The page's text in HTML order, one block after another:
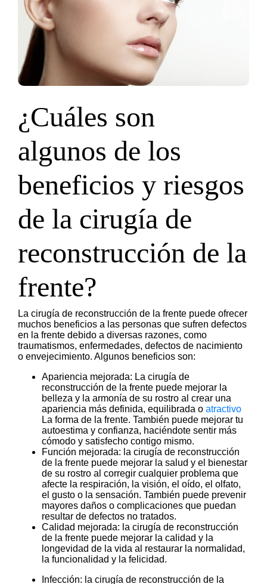
¿Cuáles son
algunos de los
beneficios y riesgos
de la cirugía de
reconstrucción de la
frente?
La cirugía de reconstrucción de la frente puede ofrecer
muchos beneficios a las personas que sufren defectos
en la frente debido a diversas razones, como
traumatismos, enfermedades, defectos de nacimiento
o envejecimiento. Algunos beneficios son:
Apariencia mejorada: La cirugía de
reconstrucción de la frente puede mejorar la
belleza y la armonía de su rostro al crear una
apariencia más definida, equilibrada o atractivo
La forma de la frente. También puede mejorar tu
autoestima y confianza, haciéndote sentir más
cómodo y satisfecho contigo mismo.
Función mejorada: la cirugía de reconstrucción
de la frente puede mejorar la salud y el bienestar
de su rostro al corregir cualquier problema que
afecte la respiración, la visión, el oído, el olfato,
el gusto o la sensación. También puede prevenir
mayores daños o complicaciones que puedan
resultar de defectos no tratados.
Calidad mejorada: la cirugía de reconstrucción
de la frente puede mejorar la calidad y la
longevidad de la vida al restaurar la normalidad,
la funcionalidad y la felicidad.
Infección: la cirugía de reconstrucción de la